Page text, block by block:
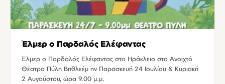
Έλμερ ο Παρδαλός Ελέφαντας
Έλμερ ο Παρδαλός Ελέφαντας στο Ηράκλειο στο Ανοιχτό
Θέατρο Πύλη Βηθλεέμ ην Παρασκευή 24 Ιουλίου & Κυριακή
2 Αυγούστου, ώρα 9.00 μ.μ.